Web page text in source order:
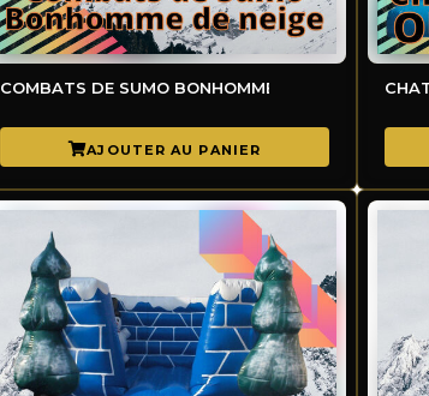
COMBATS DE SUMO BONHOMME DE NEIGE